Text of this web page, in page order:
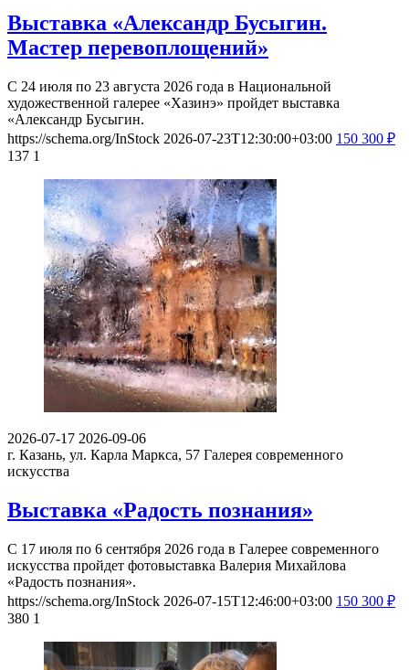
Выставка «Александр Бусыгин.
Мастер перевоплощений»
С 24 июля по 23 августа 2026 года в Национальной
художественной галерее «Хазинэ» пройдет выставка
«Александр Бусыгин.
https://schema.org/InStock 2026-07-23T12:30:00+03:00 150 300 ₽
137 1
2026-07-17 2026-09-06
г. Казань, ул. Карла Маркса, 57 Галерея современного
искусства
Выставка «Радость познания»
С 17 июля по 6 сентября 2026 года в Галерее современного
искусства пройдет фотовыставка Валерия Михайлова
«Радость познания».
https://schema.org/InStock 2026-07-15T12:46:00+03:00 150 300 ₽
380 1